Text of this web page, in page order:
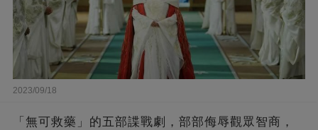
2023/09/18
「無可救藥」的五部諜戰劇，部部侮辱觀眾智商，